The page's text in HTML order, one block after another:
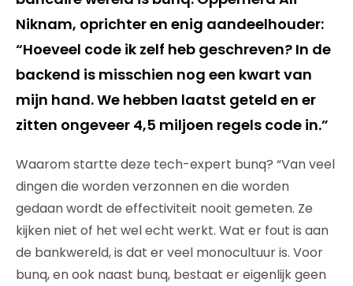
Niknam, oprichter en enig aandeelhouder:
“Hoeveel code ik zelf heb geschreven? In de
backend is misschien nog een kwart van
mijn hand. We hebben laatst geteld en er
zitten ongeveer 4,5 miljoen regels code in.”
Waarom startte deze tech-expert bunq? “Van veel
dingen die worden verzonnen en die worden
gedaan wordt de effectiviteit nooit gemeten. Ze
kijken niet of het wel echt werkt. Wat er fout is aan
de bankwereld, is dat er veel monocultuur is. Voor
bunq, en ook naast bunq, bestaat er eigenlijk geen